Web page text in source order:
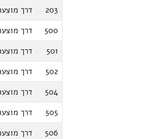
203
דרך
500
דרך
501
דרך
502
דרך
504
דרך
505
דרך
506
דרך